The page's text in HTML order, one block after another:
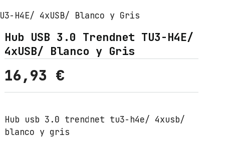
H4E/ 4xUSB/ Blanco y Gris
Hub USB 3.0 Trendnet TU3-H4E/
4xUSB/ Blanco y Gris
16,93 €
Hub usb 3.0 trendnet tu3-h4e/ 4xusb/
blanco y gris